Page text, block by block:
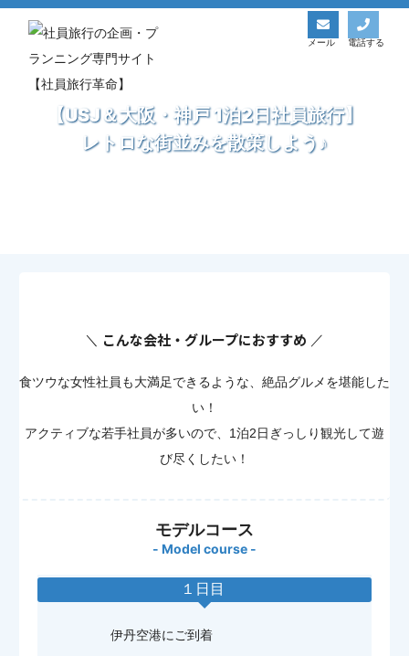
メール 電話する
《関西大阪&兵庫社員旅行》人気スポット満載で社員も笑顔に！モデルコース1泊2日
【USJ＆大阪・神戸 1泊2日社員旅行】
レトロな街並みを散策しよう♪
こんな会社・グループにおすすめ
食ツウな女性社員も大満足できるような、絶品グルメを堪能した
い！
アクティブな若手社員が多いので、1泊2日ぎっしり観光して遊
び尽くしたい！
モデルコース
- Model course -
１日目
伊丹空港にご到着